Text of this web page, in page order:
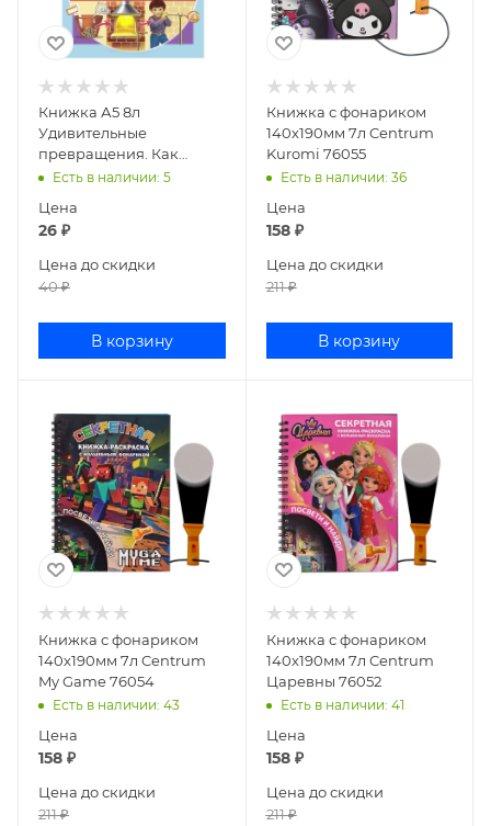
Книжка А5 8л
Удивительные
превращения. Как
производят разные
Есть в наличии: 5
Цена
26 ₽
Цена до скидки
40₽
В корзину
Книжка с фонариком
140х190мм 7л Centrum
Kuromi 76055
Есть в наличии: 36
Цена
158₽
Цена до скидки
211₽
В корзину
Книжка с фонариком
140х190мм 7л Centrum
My Game 76054
Есть в наличии: 43
Цена
158 ₽
Цена до скидки
211₽
Книжка с фонариком
140х190мм 7л Centrum
Царевны 76052
Есть в наличии: 41
Цена
158₽
Цена до скидки
211₽